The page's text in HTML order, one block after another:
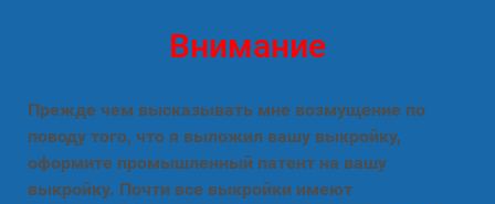
Внимание
Прежде чем высказывать мне возмущение по
поводу того, что я выложил вашу выкройку,
оформите промышленный патент на вашу
выкройку. Почти все выкройки имеют